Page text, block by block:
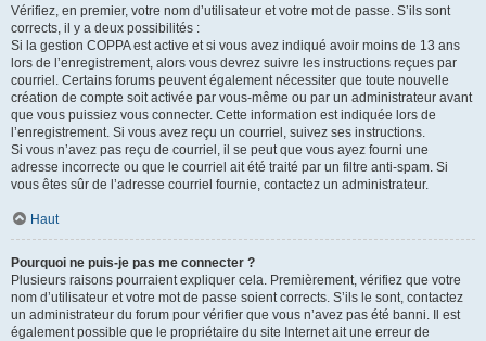
Vérifiez, en premier, votre nom d’utilisateur et votre mot de passe. S’ils sont
corrects, il y a deux possibilités :
Si la gestion COPPA est active et si vous avez indiqué avoir moins de 13 ans
lors de l’enregistrement, alors vous devrez suivre les instructions reçues par
courriel. Certains forums peuvent également nécessiter que toute nouvelle
création de compte soit activée par vous-même ou par un administrateur avant
que vous puissiez vous connecter. Cette information est indiquée lors de
l’enregistrement. Si vous avez reçu un courriel, suivez ses instructions.
Si vous n’avez pas reçu de courriel, il se peut que vous ayez fourni une
adresse incorrecte ou que le courriel ait été traité par un filtre anti-spam. Si
vous êtes sûr de l’adresse courriel fournie, contactez un administrateur.
Haut
Pourquoi ne puis-je pas me connecter ?
Plusieurs raisons pourraient expliquer cela. Premièrement, vérifiez que votre
nom d’utilisateur et votre mot de passe soient corrects. S’ils le sont, contactez
un administrateur du forum pour vérifier que vous n’avez pas été banni. Il est
également possible que le propriétaire du site Internet ait une erreur de